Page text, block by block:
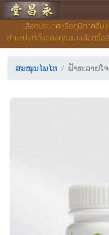
เลือกประเทศหรือภูมิภาคอื่น
ตำแหน่งที่ตั้งของคุณและเลือกซื้อ
ຮ້ານຂາຍຢາ ຢງເຊີຍງຕຶ໊ງ
ສະໝຸນໄພໄທ ຟັາທะລາຢ